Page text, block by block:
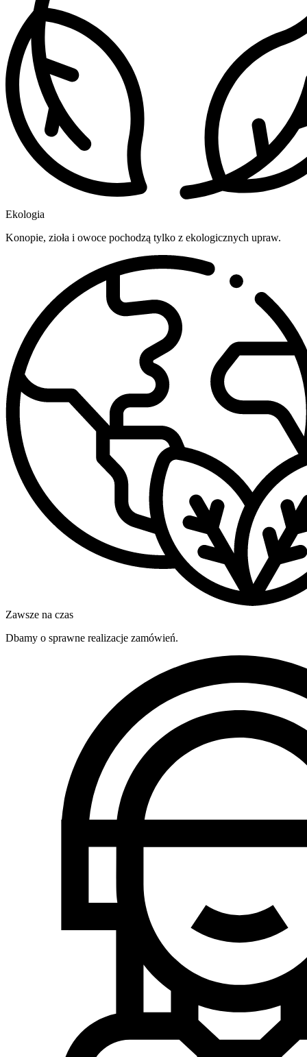
Ekologia
Konopie, zioła i owoce pochodzą tylko z ekologicznych upraw.
Zawsze na czas
Dbamy o sprawne realizacje zamówień.